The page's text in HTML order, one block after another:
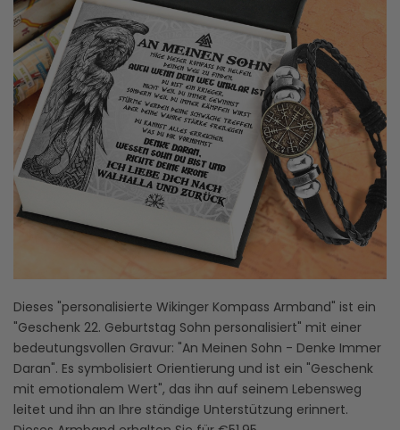
Dieses "personalisierte Wikinger Kompass Armband" ist ein
"Geschenk 22. Geburtstag Sohn personalisiert" mit einer
bedeutungsvollen Gravur: "An Meinen Sohn - Denke Immer
Daran". Es symbolisiert Orientierung und ist ein "Geschenk
mit emotionalem Wert", das ihn auf seinem Lebensweg
leitet und ihn an Ihre ständige Unterstützung erinnert.